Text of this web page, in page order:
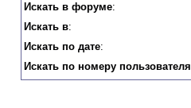
Искать в форуме:
Искать в:
Искать по дате:
Искать по номеру пользователя